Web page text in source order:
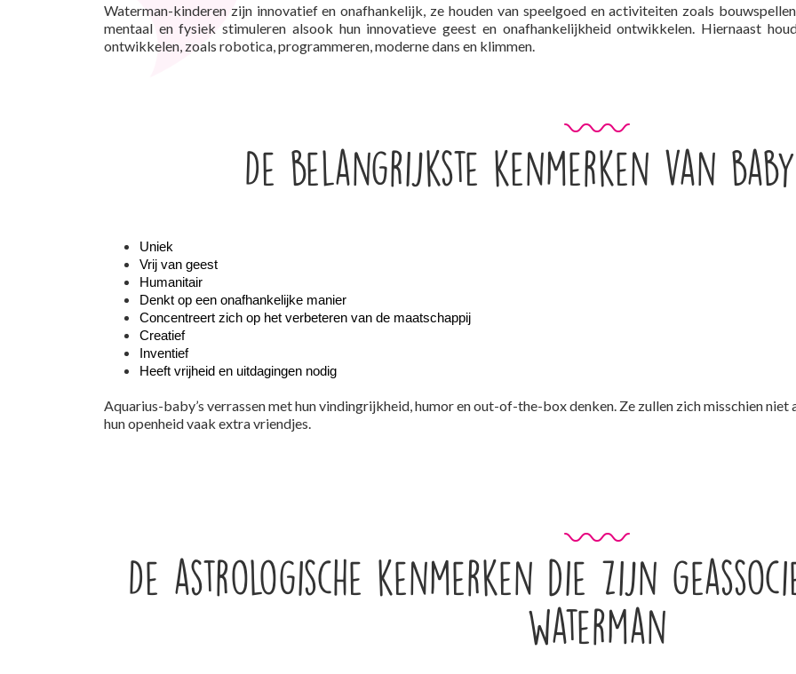
Waterman-kinderen zijn innovatief en onafhankelijk, ze houden van speelgoed en activiteiten zoals
mentaal en fysiek stimuleren alsook hun innovatieve geest en onafhankelijkheid ontwikkelen. Hiernaast
ontwikkelen, zoals robotica, programmeren, moderne dans en klimmen.
De belangrijkste kenmerken van
Uniek
Vrij van geest
Humanitair
Denkt op een onafhankelijke manier
Concentreert zich op het verbeteren van de maatschappij
Creatief
Inventief
Heeft vrijheid en uitdagingen nodig
Aquarius-baby’s verrassen met hun vindingrijkheid, humor en out-of-the-box denken. Ze zullen zich misschien
hun openheid vaak extra vriendjes.
De astrologische kenmerken die zijn
waterman